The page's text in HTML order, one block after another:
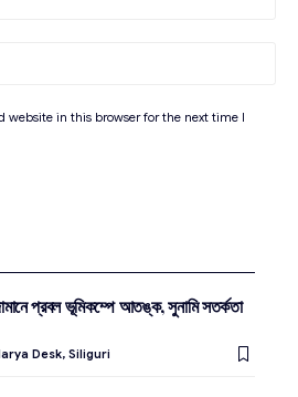
website in this browser for the next time I
প্রবল ভূমিকম্পে আতঙ্ক, সুনামি সতর্কতা
Desk, Siliguri